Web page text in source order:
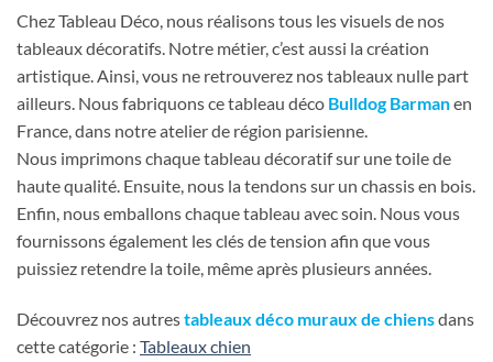
Chez Tableau Déco, nous réalisons tous les visuels de nos
tableaux décoratifs. Notre métier, c’est aussi la création
artistique. Ainsi, vous ne retrouverez nos tableaux nulle part
ailleurs. Nous fabriquons ce tableau déco Bulldog Barmanen
France, dans notre atelier de région parisienne.
Nous imprimons chaque tableau décoratif sur une toile de
haute qualité. Ensuite, nous la tendons sur un chassis en bois.
Enfin, nous emballons chaque tableau avec soin. Nous vous
fournissons également les clés de tension afin que vous
puissiez retendre la toile, même après plusieurs années.
Découvrez nos autrestableaux déco muraux de chiensdans
cette catégorie : Tableaux chien